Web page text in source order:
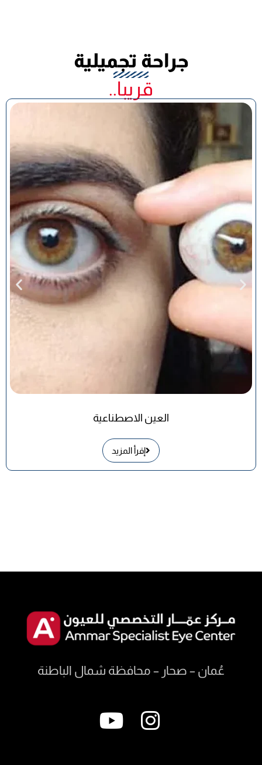
جراحة تجميلية
قريبا..
العين الاصطناعية
إقرأ المزيد
عُمان – صحار – محافظة شمال الباطنة